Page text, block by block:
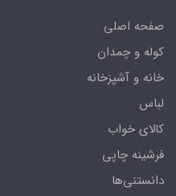
صفحه اصلی
کوله و چمدان
خانه و آشپزخانه
لباس
کالای خواب
فرشینه چاپی
دانستنی‌ها